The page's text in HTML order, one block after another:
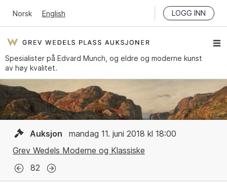
Norsk English LOGG INN
Spesialister på Edvard Munch, og eldre og moderne kunst
av høy kvalitet.
Auksjon
mandag 11. juni 2018 kl 18:00
Grev Wedels Moderne og Klassiske
82